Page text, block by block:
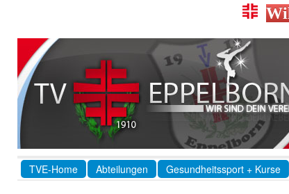
TVE-Home Abteilungen Gesundheitssport + Kurse